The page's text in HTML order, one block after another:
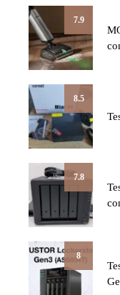
7.9
8.5
7.8
8